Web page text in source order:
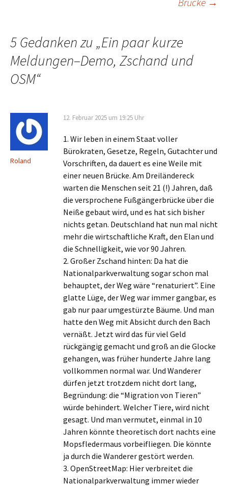
5 Gedanken zu „Ein paar kurze
Meldungen–Demo, Zschand und
OSM“
Roland
12. Februar 2025 um 19:25 Uhr
1. Wir leben in einem Staat voller
Bürokraten, Gesetze, Regeln, Gutachter und
Vorschriften, da dauert es eine Weile mit
einer neuen Brücke. Am Dreiländereck
warten die Menschen seit 21 (!) Jahren, daß
die versprochene Fußgängerbrücke über die
Neiße gebaut wird, und es hat sich bisher
nichts getan. Deutschland hat nun mal nicht
mehr die wirtschaftliche Kraft, den Elan und
die Schnelligkeit, wie vor 90 Jahren.
2. Großer Zschand hinten: Da hat die
Nationalparkverwaltung sogar schon mal
behauptet, der Weg wäre “renaturiert”. Eine
glatte Lüge, der Weg war immer gangbar, es
gab nur paar umgestürzte Bäume. Und man
hatte den Weg mit Absicht durch den Bach
vernäßt. Jetzt wird das für viel Geld
rückgängig gemacht und groß an die Glocke
gehangen, was früher hunderte Jahre lang
vollkommen normal war. Und Wanderer
dürfen jetzt trotzdem nicht dort lang,
Begründung: die “Migration von Tieren”
würde behindert. Welcher Tiere, wird nicht
gesagt. Und man vermutet, einmal in 10
Jahren könnte theoretisch dort nachts eine
Mopsfledermaus vorbeifliegen. Die könnte
ja durch die Wanderer gestört werden.
3. OpenStreetMap: Hier verbreitet die
Nationalparkverwaltung immer wieder